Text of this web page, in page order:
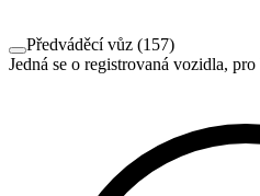
Předváděcí vůz (157)
Jedná se o registrovaná vozidla,